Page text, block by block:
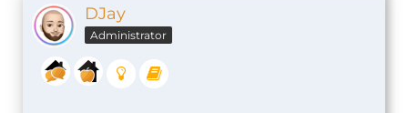
DJay
Administrator